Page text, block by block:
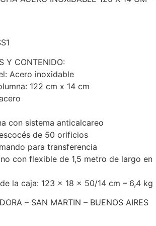
Y CONTENIDO:
Acero inoxidable
122 cm x 14 cm
con sistema anticalcareo
de 50 orificios
para transferencia
con flexible de 1,5 metro de largo en
la caja: 123 x 18 x 50/14 cm – 6,4 kg
– SAN MARTIN – BUENOS AIRES